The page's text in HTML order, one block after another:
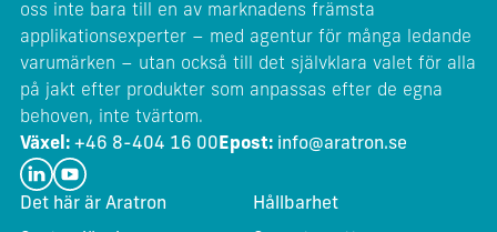
oss inte bara till en av marknadens främsta
applikationsexperter – med agentur för många ledande
varumärken – utan också till det självklara valet för alla
på jakt efter produkter som anpassas efter de egna
behoven, inte tvärtom.
Växel:+46 8-404 16 00 Epost:info@aratron.se
Det här är Aratron
Hållbarhet